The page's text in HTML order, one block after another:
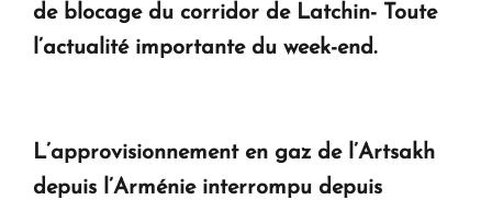
Le premier hôtel Hyatt Regency d'Arménie
de blocage du corridor de Latchin- Toute
l’actualité importante du week-end.
L’approvisionnement en gaz de l’Artsakh
depuis l’Arménie interrompu depuis